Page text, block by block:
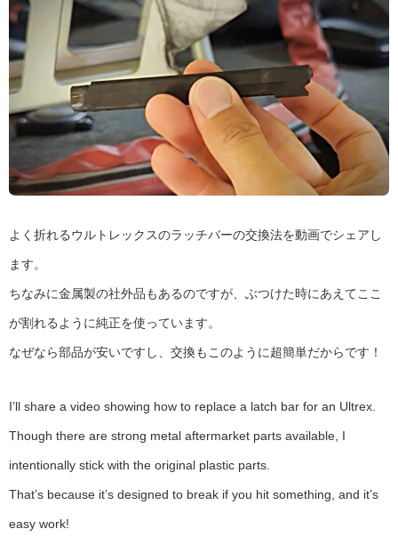
よく折れるウルトレックスのラッチバーの交換法を動画でシェアし
ます。
ちなみに金属製の社外品もあるのですが、ぶつけた時にあえてここ
が割れるように純正を使っています。
なぜなら部品が安いですし、交換もこのように超簡単だからです！
I’ll share a video showing how to replace a latch bar for an Ultrex.
Though there are strong metal aftermarket parts available, I
intentionally stick with the original plastic parts.
That’s because it’s designed to break if you hit something, and it’s
easy work!